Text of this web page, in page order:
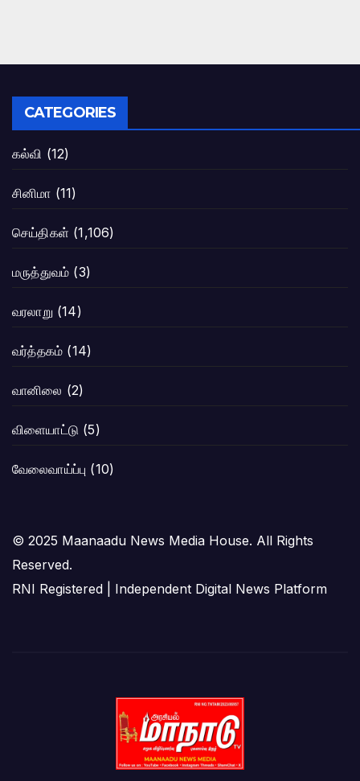
CATEGORIES
கல்வி (12)
சினிமா (11)
செய்திகள் (1,106)
மருத்துவம் (3)
வரலாறு (14)
வர்த்தகம் (14)
வானிலை (2)
விளையாட்டு (5)
வேலைவாய்ப்பு (10)
© 2025 Maanaadu News Media House. All Rights
Reserved.
RNI Registered | Independent Digital News Platform